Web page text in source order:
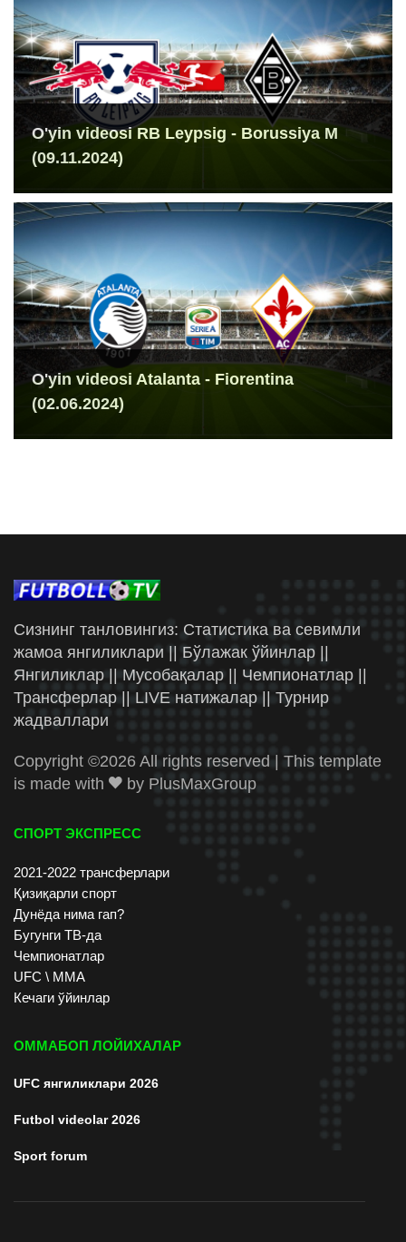
O'yin videosi RB Leypsig - Borussiya M
(09.11.2024)
O'yin videosi Atalanta - Fiorentina
(02.06.2024)
Сизнинг танловингиз: Статистика ва севимли
жамоа янгиликлари || Бўлажак ўйинлар ||
Янгиликлар || Мусобақалар || Чемпионатлар ||
Трансферлар || LIVE натижалар || Турнир
жадваллари
Copyright ©2026 All rights reserved | This template
is made with
by PlusMaxGroup
СПОРТ ЭКСПРЕСС
2021-2022 трансферлари
Қизиқарли спорт
Дунёда нима гап?
Бугунги ТВ-да
Чемпионатлар
UFC \ ММА
Кечаги ўйинлар
ОММАБОП ЛОЙИХАЛАР
UFC янгиликлари 2026
Futbol videolar 2026
Sport forum